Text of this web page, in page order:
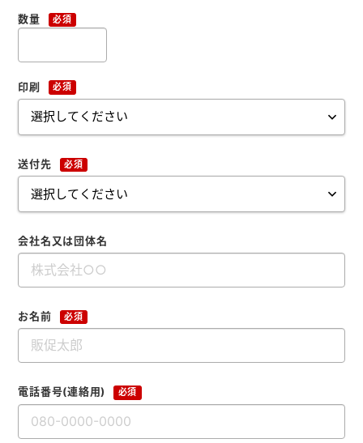
会社概要 お問い合わせ
ポケットティッシュ本舗
メモ帳本舗
クリアファイル本舗
ウェットティッシュ本舗
うちわ本舗
数量 必須
印刷 必須
送付先 必須
会社名又は団体名
お名前 必須
電話番号(連絡用) 必須